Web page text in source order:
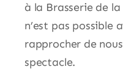
à la Brasserie de
n’est pas possible
rapprocher de
spectacle.